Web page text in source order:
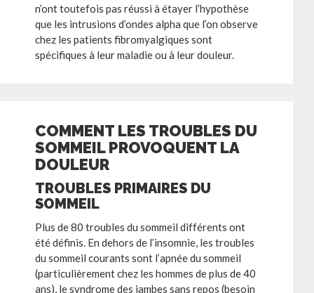
n’ont toutefois pas réussi à étayer l’hypothèse
que les intrusions d’ondes alpha que l’on observe
chez les patients fibromyalgiques sont
spécifiques à leur maladie ou à leur douleur.
COMMENT LES TROUBLES DU
SOMMEIL PROVOQUENT LA
DOULEUR
TROUBLES PRIMAIRES DU
SOMMEIL
Plus de 80 troubles du sommeil différents ont
été définis. En dehors de l’insomnie, les troubles
du sommeil courants sont l’apnée du sommeil
(particulièrement chez les hommes de plus de 40
ans), le syndrome des jambes sans repos (besoin